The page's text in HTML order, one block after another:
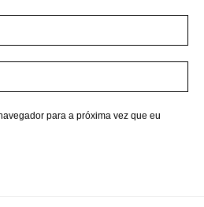
para a próxima vez que eu